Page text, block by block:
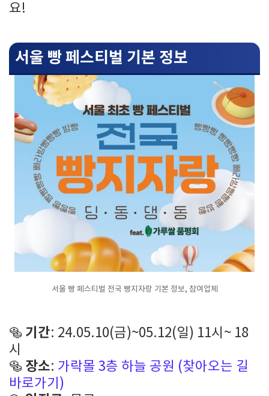
요!
서울 빵 페스티벌 기본 정보
서울 빵 페스티벌 전국 빵지자랑 기본 정보, 참여업체
🥯 기간: 24.05.10(금)~05.12(일) 11시~ 18
시
🥯 장소: 가락몰 3층 하늘 공원 (찾아오는 길
바로가기)